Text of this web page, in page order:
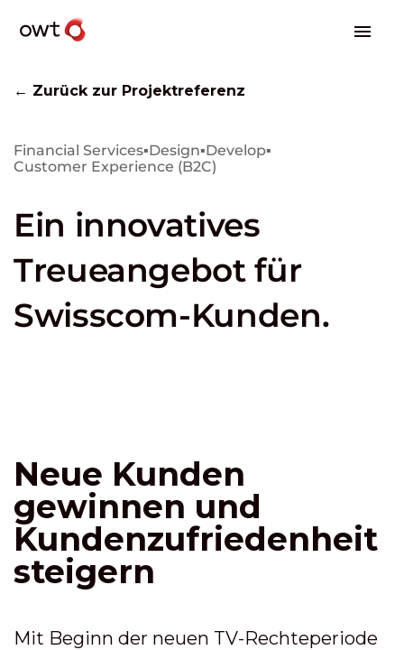
← Zurück zur Projektreferenz
Financial Services▪Design▪Develop▪
Customer Experience (B2C)
Ein innovatives
Treueangebot für
Swisscom-Kunden.
Neue Kunden
gewinnen und
Kundenzufriedenheit
steigern
Mit Beginn der neuen TV-Rechteperiode